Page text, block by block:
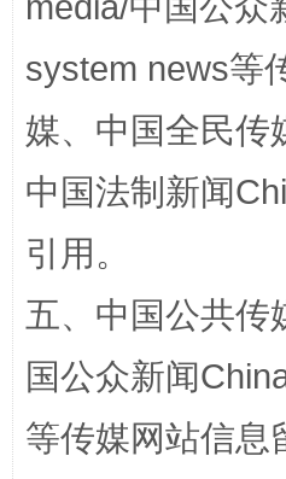
system news等
媒、中国全民传
中国法制新闻
引用。
五、中国公共传
国公众新闻
等传媒网站信息